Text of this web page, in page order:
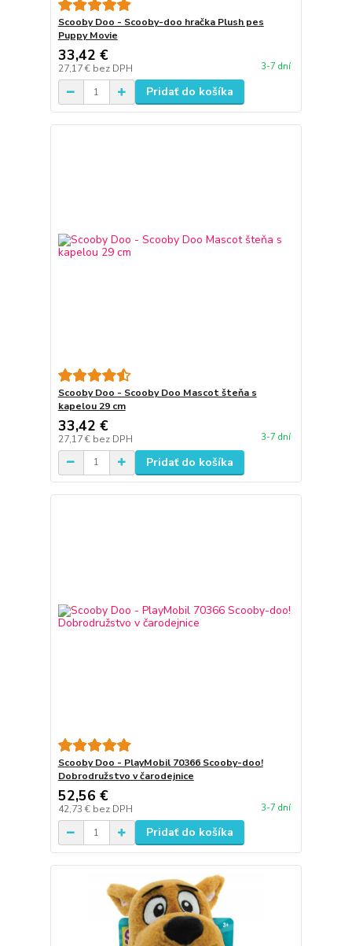
Scooby Doo - Scooby-doo hračka Plush pes
Puppy Movie
33,42 €
27,17 € bez DPH 3-7 dní
Pridať do košíka
Scooby Doo - Scooby Doo Mascot šteňa s
kapelou 29 cm
33,42 €
27,17 € bez DPH 3-7 dní
Pridať do košíka
Scooby Doo - PlayMobil 70366 Scooby-doo!
Dobrodružstvo v čarodejnice
52,56 €
42,73 € bez DPH 3-7 dní
Pridať do košíka